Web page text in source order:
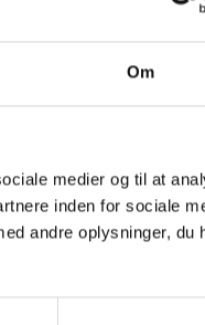
Om
medier og til at
inden for sociale
andre oplysninger, du
GÆLDER